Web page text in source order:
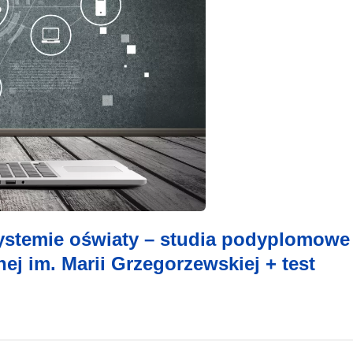
oświaty – studia
im. Marii Grzegorzewskiej + test